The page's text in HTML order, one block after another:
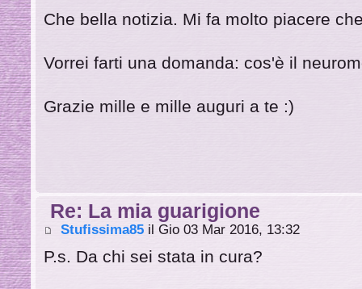
Che bella notizia. Mi fa molto piacere
Vorrei farti una domanda: cos'è il
Grazie mille e mille auguri a te :)
Re: La mia guarigione
Stufissima85 il Gio 03 Mar 2016, 13:32
P.s. Da chi sei stata in cura?